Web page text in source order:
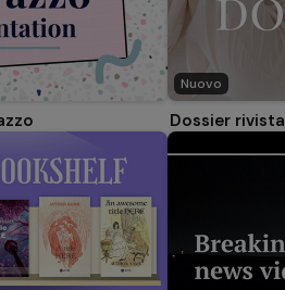
Nuovo
Dossier rivista